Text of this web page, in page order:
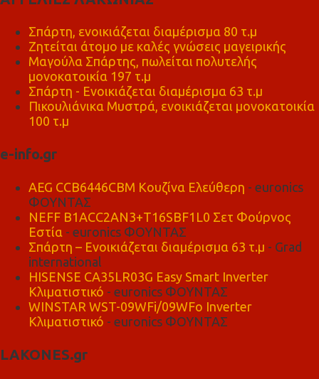
Σπάρτη, ενοικιάζεται διαμέρισμα 80 τ.μ
Ζητείται άτομο με καλές γνώσεις μαγειρικής
Μαγούλα Σπάρτης, πωλείται πολυτελής
μονοκατοικία 197 τ.μ
Σπάρτη - Ενοικιάζεται διαμέρισμα 63 τ.μ
Πικουλιάνικα Μυστρά, ενοικιάζεται μονοκατοικία
100 τ.μ
e-info.gr
AEG CCB6446CBM Κουζίνα Ελεύθερη - euronics
ΦΟΥΝΤΑΣ
NEFF B1ACC2AN3+T16SBF1L0 Σετ Φούρνος
Εστία - euronics ΦΟΥΝΤΑΣ
Σπάρτη – Ενοικιάζεται διαμέρισμα 63 τ.μ - Grad
international
HISENSE CA35LR03G Easy Smart Inverter
Κλιματιστικό - euronics ΦΟΥΝΤΑΣ
WINSTAR WST-09WFi/09WFo Inverter
Κλιματιστικό - euronics ΦΟΥΝΤΑΣ
LAKONES.gr